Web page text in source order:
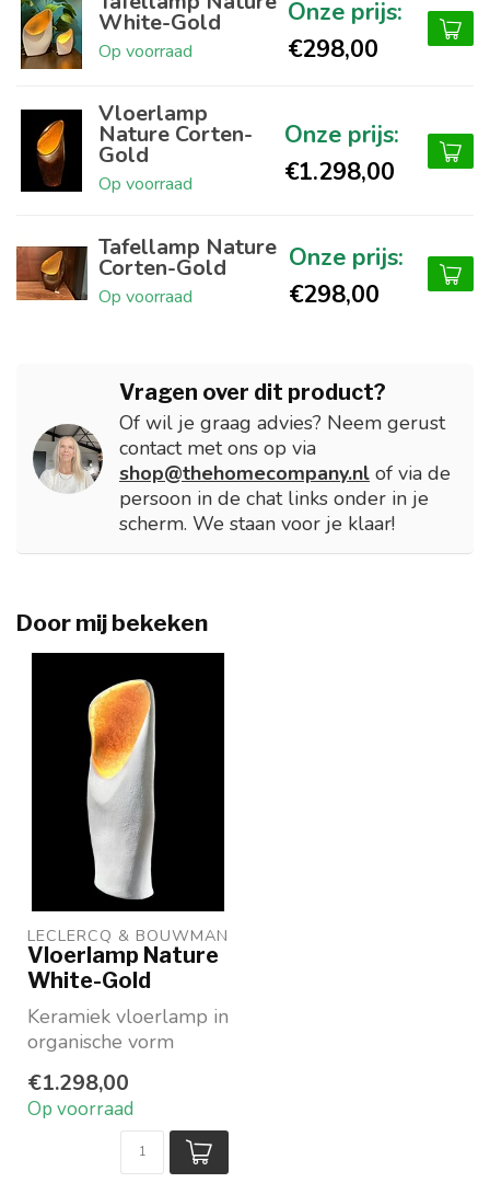
White-Gold
Op voorraad €298,00
Vloerlamp
Nature Corten-
Gold
Op voorraad €1.298,00
Tafellamp Nature
Corten-Gold
Op voorraad €298,00
Vragen over dit product?
Of wil je graag advies? Neem gerust
contact met ons op via
shop@thehomecompany.nl of via de
persoon in de chat links onder in je
scherm. We staan voor je klaar!
Door mij bekeken
LECLERCQ & BOUWMAN
Vloerlamp Nature
White-Gold
Keramiek vloerlamp in
organische vorm
Hoogte 120 cm
€1.298,00
Op voorraad